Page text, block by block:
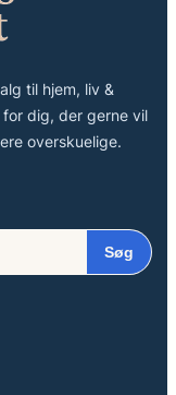
til hjem, liv &
dig, der gerne vil
overskuelige.
Søg